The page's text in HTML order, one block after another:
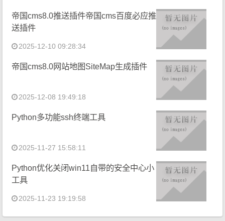
帝国cms8.0推送插件帝国cms百度必应推
送插件
2025-12-10 09:28:34
帝国cms8.0网站地图SiteMap生成插件
2025-12-08 19:49:18
Python多功能ssh终端工具
2025-11-27 15:58:11
Python优化关闭win11自带的安全中心小
工具
2025-11-23 19:19:58